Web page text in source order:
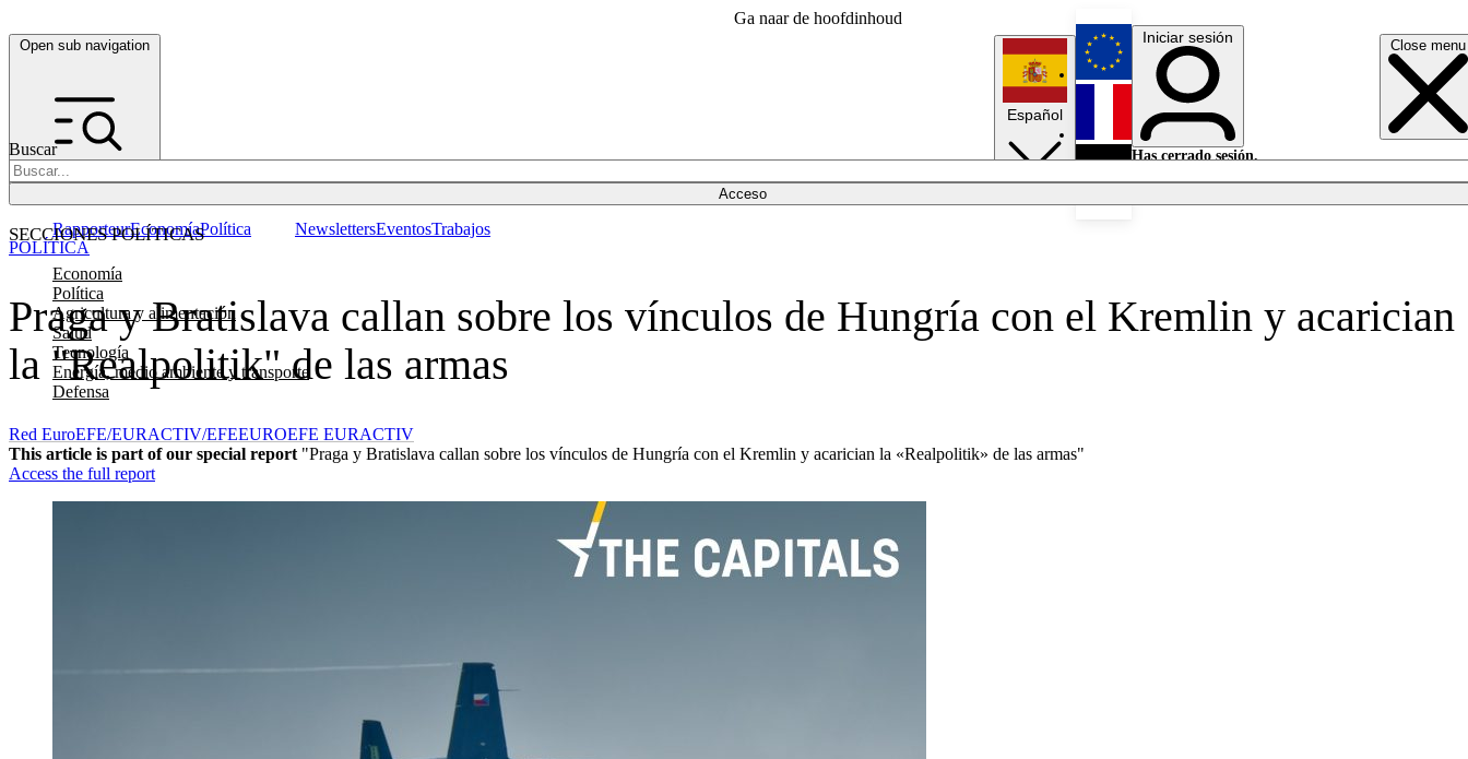
Ga naar de hoofdinhoud
Open sub navigation Close menu
Buscar
Acceso
SECCIONES POLÍTICAS
Economía
Política
Agricultura y alimentación
Salud
Tecnología
Energía, medio ambiente y transporte
Defensa
RapporteurEconomíaPolítica NewslettersEventosTrabajos
Español
English
Français
Iniciar sesión
Has cerrado sesión.
Praga y Bratislava callan sobre los vínculos de Hungría con el Kremlin y acarician
la "Realpolitik" de las armas
POLÍTICA
Red EuroEFE/EURACTIV/EFEEUROEFE EURACTIV
This article is part of our special report "Praga y Bratislava callan sobre los vínculos de Hungría con el Kremlin y acarician la «Realpolitik» de las armas"
Access the full report